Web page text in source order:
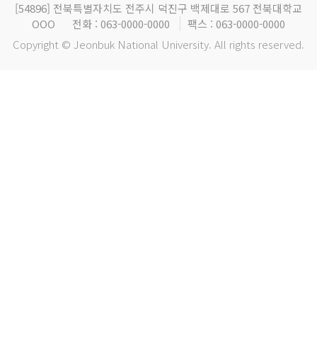
[54896] 전북특별자치도 전주시 덕진구 백제대로 567 전북대학교
OOO
전화 : 063-0000-0000
팩스 : 063-0000-0000
Copyright © Jeonbuk National University. All rights reserved.